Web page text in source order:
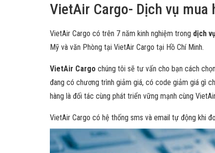
VietAir Cargo- Dịch vụ mua
VietAir Cargo có trên 7 năm kinh nghiệm trong dịch
Mỹ và văn Phòng tại VietAir Cargo tại Hồ Chí Minh.
VietAir Cargo chúng tôi sẽ tư vấn cho bạn cách
đang có chương trình giảm giá, có code giảm giá gì
hàng là đối tác cùng phát triển vững mạnh cùng
VietAir Cargo có hệ thống sms và email tự động khi